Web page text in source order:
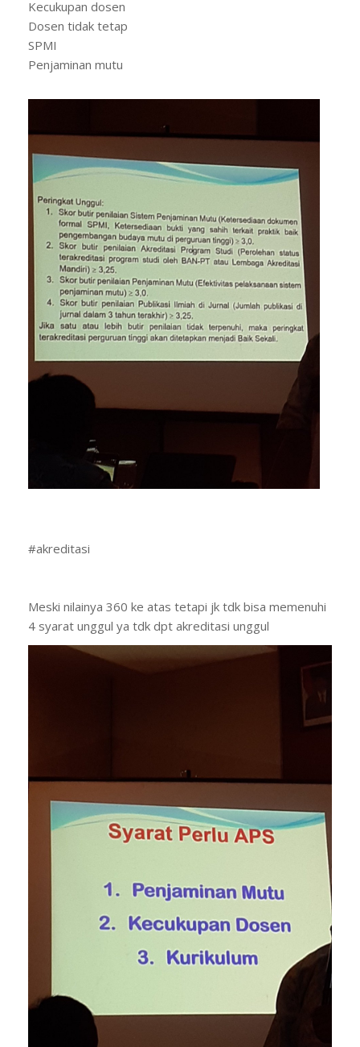
Kecukupan dosen
Dosen tidak tetap
SPMI
Penjaminan mutu
Kalau tdk terpenuhi salah satunya, mk tdk
#akreditasi
Meski nilainya 360 ke atas tetapi jk tdk bisa memenuhi
4 syarat unggul ya tdk dpt akreditasi unggul
Demikian juga dg predikat baik sekali